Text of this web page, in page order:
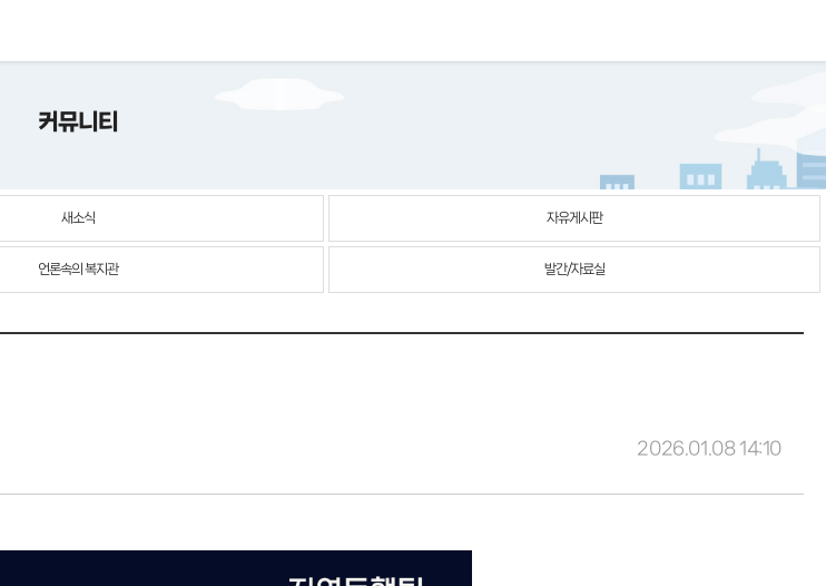
커뮤니티
새소식 자유게시판
언론속의 복지관 발간/자료실
2026.01.08 14:10